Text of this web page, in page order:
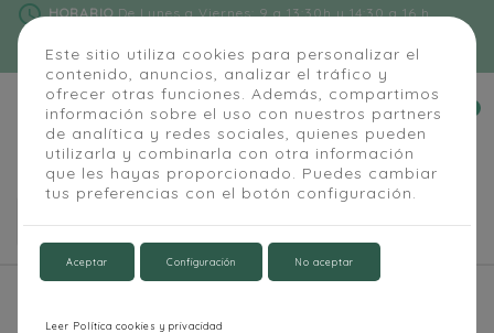
Este sitio utiliza cookies para personalizar el
contenido, anuncios, analizar el tráfico y
ofrecer otras funciones. Además, compartimos
información sobre el uso con nuestros partners
de analítica y redes sociales, quienes pueden
utilizarla y combinarla con otra información
que les hayas proporcionado. Puedes cambiar
tus preferencias con el botón configuración.
Aceptar Configuración No aceptar
Leer Política cookies y privacidad
schedule HORARIODe Lunes a Viernes: 9 a 13:30h y 14:30 a 16 h
phone


marco
Pizarra magnética Rugby